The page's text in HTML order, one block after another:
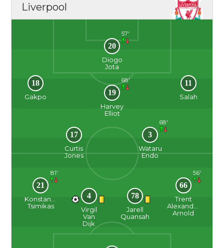
Liverpool
66
Trent
Alexander-
Arnold
56'
21
Konstantinos
Tsimikas
81'
4
Virgil
Van
Dijk
78
Jarell
Quansah
11
Salah
3
Wataru
Endo
68'
17
Curtis
Jones
18
Gakpo
19
Harvey
Elliot
68'
20
Diogo
Jota
57'